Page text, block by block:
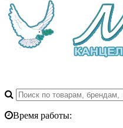
Время работы: